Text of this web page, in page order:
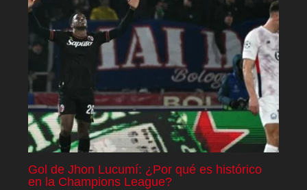
Gol de Jhon Lucumí: ¿Por qué es histórico
en la Champions League?